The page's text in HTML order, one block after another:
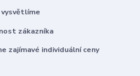
zákazníka
zajímavé individuální ceny